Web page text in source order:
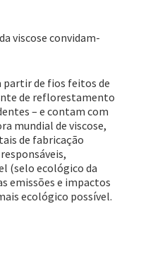
viscose convidam-
partir de fios feitos de
de reflorestamento
– e contam com
mundial de viscose,
de fabricação
(selo ecológico da
emissões e impactos
ecológico possível.